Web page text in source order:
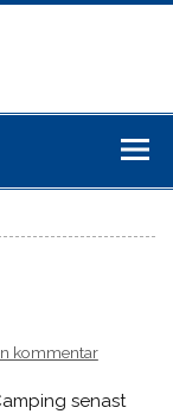
kommentar
senast